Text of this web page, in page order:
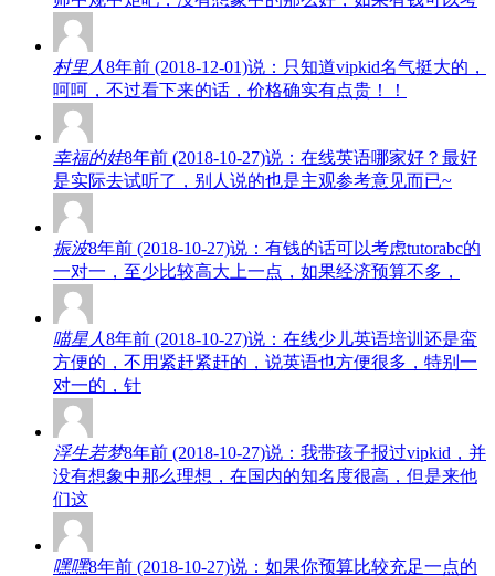
村里人8年前 (2018-12-01)说：只知道vipkid名气挺大的，
呵呵，不过看下来的话，价格确实有点贵！！
幸福的娃8年前 (2018-10-27)说：在线英语哪家好？最好
是实际去试听了，别人说的也是主观参考意见而已~
振波8年前 (2018-10-27)说：有钱的话可以考虑tutorabc的
一对一，至少比较高大上一点，如果经济预算不多，
喵星人8年前 (2018-10-27)说：在线少儿英语培训还是蛮
方便的，不用紧赶紧赶的，说英语也方便很多，特别一
对一的，针
浮生若梦8年前 (2018-10-27)说：我带孩子报过vipkid，并
没有想象中那么理想，在国内的知名度很高，但是来他
们这
嘿嘿8年前 (2018-10-27)说：如果你预算比较充足一点的